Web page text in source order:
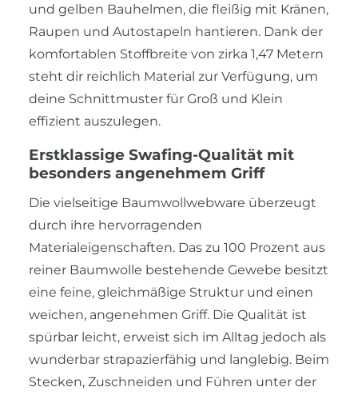
und gelben Bauhelmen, die fleißig mit Kränen,
Raupen und Autostapeln hantieren. Dank der
komfortablen Stoffbreite von zirka 1,47 Metern
steht dir reichlich Material zur Verfügung, um
deine Schnittmuster für Groß und Klein
effizient auszulegen.
Erstklassige Swafing-Qualität mit
besonders angenehmem Griff
Die vielseitige Baumwollwebware überzeugt
durch ihre hervorragenden
Materialeigenschaften. Das zu 100 Prozent aus
reiner Baumwolle bestehende Gewebe besitzt
eine feine, gleichmäßige Struktur und einen
weichen, angenehmen Griff. Die Qualität ist
spürbar leicht, erweist sich im Alltag jedoch als
wunderbar strapazierfähig und langlebig. Beim
Stecken, Zuschneiden und Führen unter der